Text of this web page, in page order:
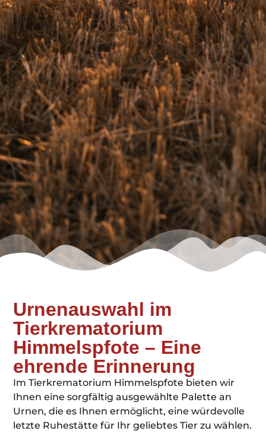
Urnenauswahl im
Tierkrematorium
Himmelspfote – Eine
ehrende Erinnerung
Im Tierkrematorium Himmelspfote bieten wir
Ihnen eine sorgfältig ausgewählte Palette an
Urnen, die es Ihnen ermöglicht, eine würdevolle
letzte Ruhestätte für Ihr geliebtes Tier zu wählen.